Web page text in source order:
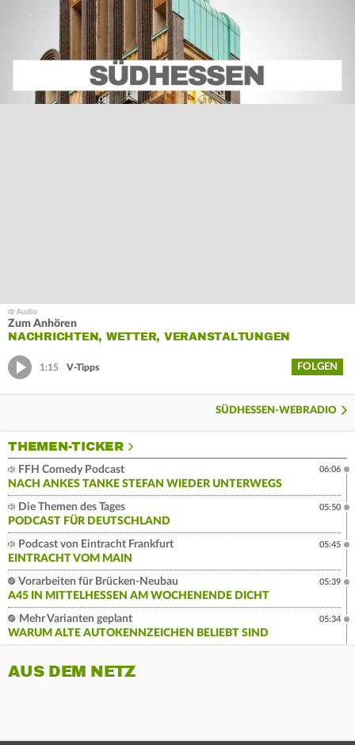
Zum Anhören
NACHRICHTEN, WETTER, VERANSTALTUNGEN
1:15 V-Tipps FOLGEN
SÜDHESSEN-WEBRADIO
THEMEN-TICKER
FFH Comedy Podcast
NACH ANKES TANKE STEFAN WIEDER UNTERWEGS
06:06
Die Themen des Tages
PODCAST FÜR DEUTSCHLAND
05:50
Podcast von Eintracht Frankfurt
EINTRACHT VOM MAIN
05:45
Vorarbeiten für Brücken-Neubau
A45 IN MITTELHESSEN AM WOCHENENDE DICHT
05:39
Mehr Varianten geplant
WARUM ALTE AUTOKENNZEICHEN BELIEBT SIND
05:34
AUS DEM NETZ